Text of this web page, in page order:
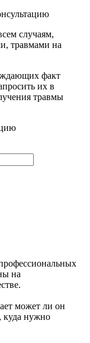
случаям,
травмами на
факт
их в
травмы
на
может ли он
куда нужно